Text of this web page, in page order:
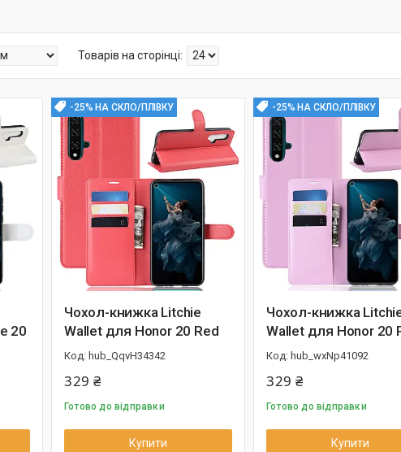
20
-25% НА СКЛО/ПЛІВКУ
Чохол-книжка Litchie
Wallet для Honor 20 Red
hub_QqvH34342
329 ₴
Готово до відправки
Купити
-25% НА СКЛО/ПЛІВКУ
Чохол-книжка
Wallet для Honor 20
hub_wxNp41092
329 ₴
Готово до відправки
Купити